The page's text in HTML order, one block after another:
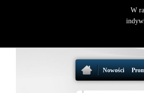
Nowości
W